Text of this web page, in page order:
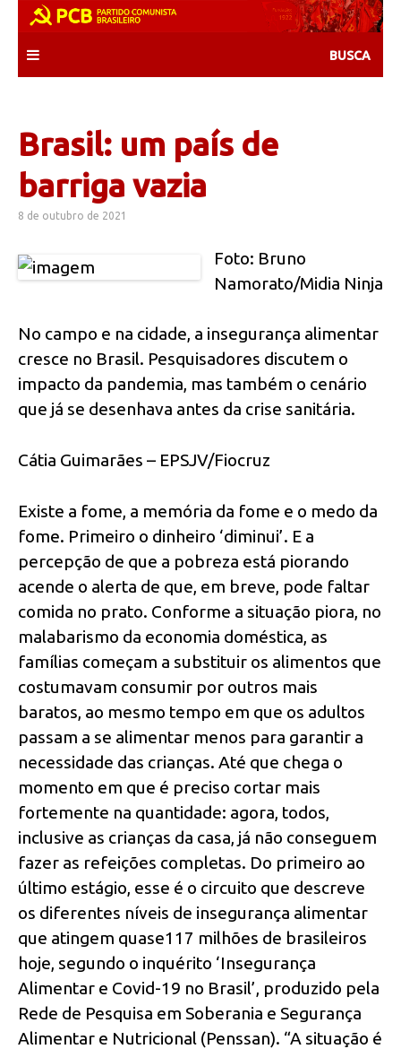
content
Brasil: um país de
barriga vazia
8 de outubro de 2021
Foto: Bruno
Namorato/Midia Ninja
No campo e na cidade, a insegurança alimentar
cresce no Brasil. Pesquisadores discutem o
impacto da pandemia, mas também o cenário
que já se desenhava antes da crise sanitária.
Cátia Guimarães – EPSJV/Fiocruz
Existe a fome, a memória da fome e o medo da
fome. Primeiro o dinheiro ‘diminui’. E a
percepção de que a pobreza está piorando
acende o alerta de que, em breve, pode faltar
comida no prato. Conforme a situação piora, no
malabarismo da economia doméstica, as
famílias começam a substituir os alimentos que
costumavam consumir por outros mais
baratos, ao mesmo tempo em que os adultos
passam a se alimentar menos para garantir a
necessidade das crianças. Até que chega o
momento em que é preciso cortar mais
fortemente na quantidade: agora, todos,
inclusive as crianças da casa, já não conseguem
fazer as refeições completas. Do primeiro ao
último estágio, esse é o circuito que descreve
os diferentes níveis de insegurança alimentar
que atingem quase117 milhões de brasileiros
hoje, segundo o inquérito ‘Insegurança
Alimentar e Covid-19 no Brasil’, produzido pela
Rede de Pesquisa em Soberania e Segurança
Alimentar e Nutricional (Penssan). “A situação é